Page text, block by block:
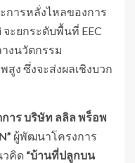
การหลั่งไหลของการ
ะยกระดับพื้นที่ EEC
งนวัตกรรม
ง ซึ่งจะส่งผลเชิงบวก
าร บริษัท ลลิล พร็อพ
ผู้พัฒนาโครงการ
วคิด “บ้านที่ปลูกบน